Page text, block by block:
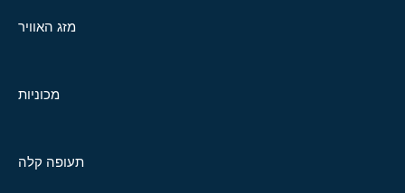
מזג האוויר
מכוניות
תעופה קלה